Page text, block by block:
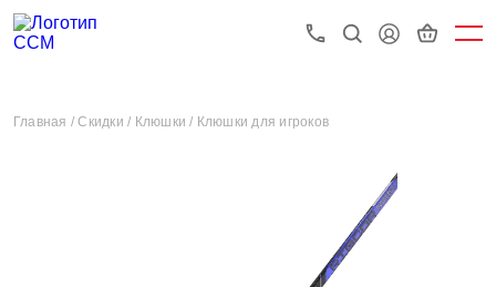
Главная /Скидки / Клюшки / Клюшки для игроков